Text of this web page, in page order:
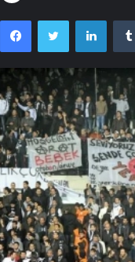
FacebookTwitter